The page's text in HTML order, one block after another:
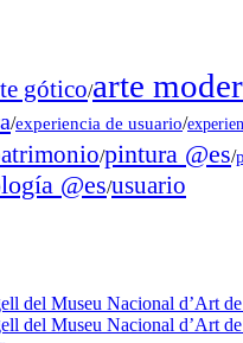
gótico/arte
/experiencia de usuario/
/pintura @es/
@es/usuario
del Museu Nacional d’Art
del Museu Nacional d’Art